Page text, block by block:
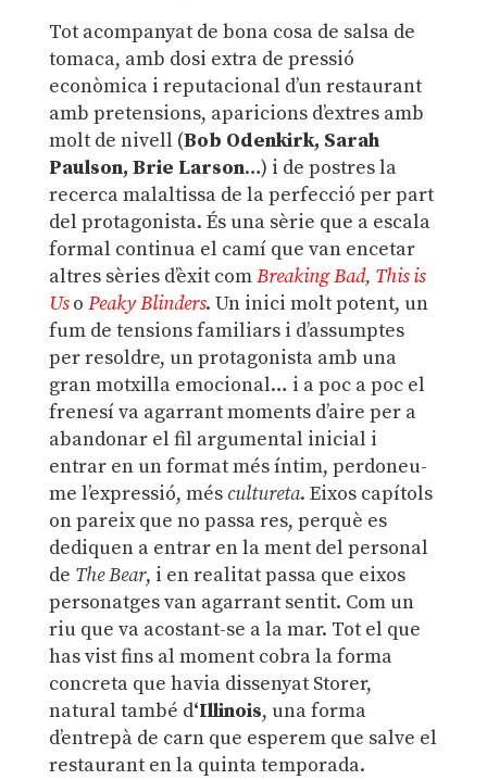
Tot acompanyat de bona cosa de salsa de
tomaca, amb dosi extra de pressió
econòmica i reputacional d’un restaurant
amb pretensions, aparicions d’extres amb
molt de nivell (Bob Odenkirk, Sarah
Paulson, Brie Larson…) i de postres la
recerca malaltissa de la perfecció per part
del protagonista. És una sèrie que a escala
formal continua el camí que van encetar
altres sèries d’èxit comBreaking Bad, This is
Us o Peaky Blinders. Un inici molt potent, un
fum de tensions familiars i d’assumptes
per resoldre, un protagonista amb una
gran motxilla emocional… i a poc a poc el
frenesí va agarrant moments d’aire per a
abandonar el fil argumental inicial i
entrar en un format més íntim, perdoneu-
me l’expressió, més cultureta. Eixos capítols
on pareix que no passa res, perquè es
dediquen a entrar en la ment del personal
de The Bear, i en realitat passa que eixos
personatges van agarrant sentit. Com un
riu que va acostant-se a la mar. Tot el que
has vist fins al moment cobra la forma
concreta que havia dissenyat Storer,
natural també d‘Illinois, una forma
d’entrepà de carn que esperem que salve el
restaurant en la quinta temporada.